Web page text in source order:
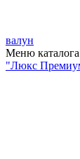
валун
Меню каталога
"Люкс